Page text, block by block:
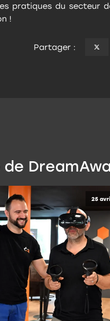
pratiques du secteur
!
Partager :
25